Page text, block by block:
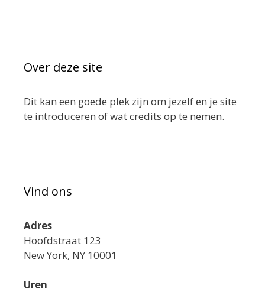
Over deze site
Dit kan een goede plek zijn om jezelf en je site
te introduceren of wat credits op te nemen.
Vind ons
Adres
Hoofdstraat 123
New York, NY 10001
Uren